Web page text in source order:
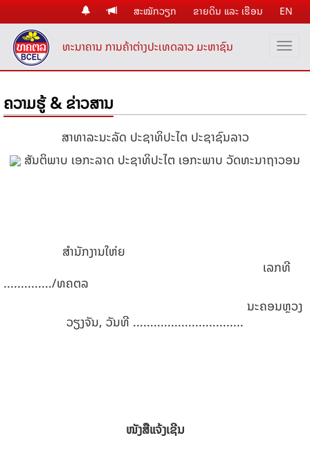
ສະໝັກວຽກ ຂາຍດິນ ແລະ ເຮືອນ EN
ທະນາຄານ ການຄ້າຕ່າງປະເທດລາວ ມະຫາຊົນ
ຄວາມຮູ້ & ຂ່າວສານ
ສາທາລະນະລັດ ປະຊາທິປະໄຕ ປະຊາຊົນລາວ
ສັນຕິພາບ ເອກະລາດ ປະຊາທິປະໄຕ ເອກະພາບ ວັດທະນາຖາວອນ
ສຳນັກງານໃຫ່ຍ
ເລກທີ
............../ທຄຕລ
ນະຄອນຫຼວງ
ວຽງຈັນ, ວັນທີ ................................
ໜັງສືແຈ້ງເຊີນ